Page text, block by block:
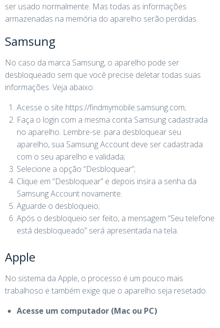
ser usado normalmente. Mas todas as informações
armazenadas na memória do aparelho serão perdidas.
Samsung
No caso da marca Samsung, o aparelho pode ser
desbloqueado sem que você precise deletar todas suas
informações. Veja abaixo:
Acesse o site https://findmymobile.samsung.com;
Faça o login com a mesma conta Samsung cadastrada
no aparelho. Lembre-se: para desbloquear seu
aparelho, sua Samsung Account deve ser cadastrada
com o seu aparelho e validada;
Selecione a opção “Desbloquear”;
Clique em “Desbloquear” e depois insira a senha da
Samsung Account novamente.
Aguarde o desbloqueio;
Após o desbloqueio ser feito, a mensagem “Seu telefone
está desbloqueado” será apresentada na tela.
Apple
No sistema da Apple, o processo é um pouco mais
trabalhoso e também exige que o aparelho seja resetado.
Acesse um computador (Mac ou PC)